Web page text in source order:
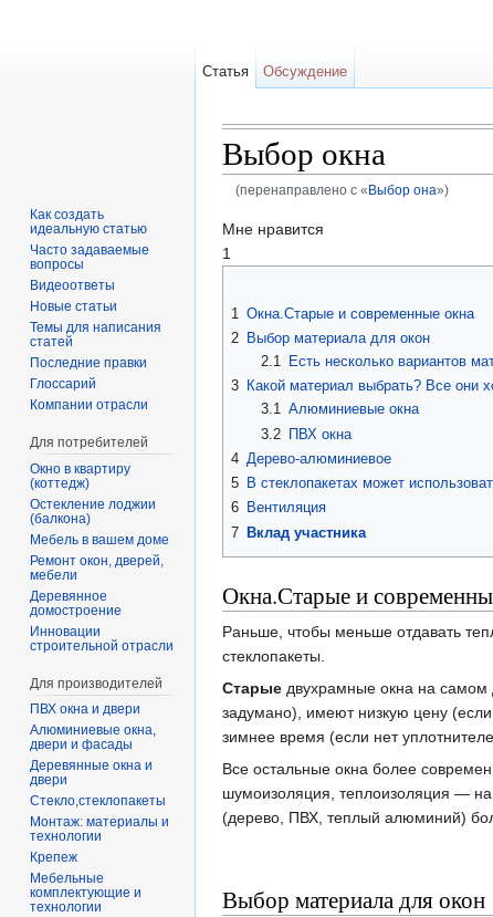
Выбор окна
(перенаправлено с « Выбор она»)
Мне нравится
1
1 Окна.Старые и современные окна
2 Выбор материала для окон
2.1
Есть несколько вариантов
3 Какой материал выбрать? Все
3.1 Алюминиевые окна
3.2 ПВХ окна
4 Дерево-алюминиевое
5 В стеклопакетах может
6 Вентиляция
7 Вклад участника
Окна.Старые и
Раньше, чтобы меньше отдавать
стеклопакеты.
Старые двухрамные окна на
задумано), имеют низкую цену
зимнее время (если нет
Все остальные окна более
шумоизоляция, теплоизоляция — на
(дерево, ПВХ, теплый алюминий)
Выбор материала для окон
Статья Обсуждение
Как создать
идеальную статью
Часто задаваемые
вопросы
Видеоответы
Новые статьи
Темы для написания
статей
Последние правки
Глоссарий
Компании отрасли
Для потребителей
Окно в квартиру
(коттедж)
Остекление лоджии
(балкона)
Мебель в вашем доме
Ремонт окон, дверей,
мебели
Деревянное
домостроение
Инновации
строительной отрасли
Для производителей
ПВХ окна и двери
Алюминиевые окна,
двери и фасады
Деревянные окна и
двери
Стекло,стеклопакеты
Монтаж: материалы и
технологии
Крепеж
Мебельные
комплектующие и
технологии